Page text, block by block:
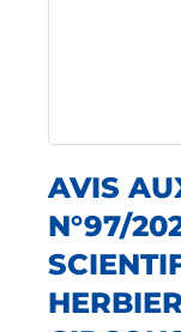
AVIS
N°97/